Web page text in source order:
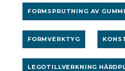
FORMSPRUTNING AV
FORMVERKTYG
LEGOTILLVERKNING